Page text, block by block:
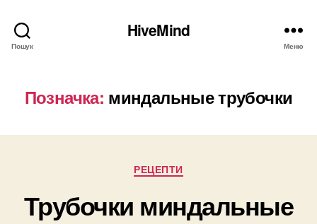
Пошук
HiveMind
Меню
Позначка: миндальные трубочки
Категорії
РЕЦЕПТИ
Трубочки миндальные